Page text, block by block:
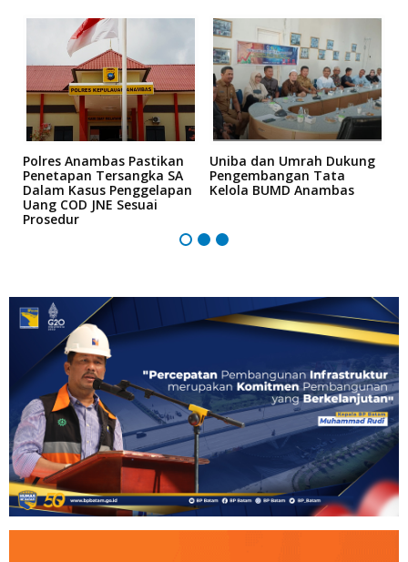
Polres Anambas Pastikan
Penetapan Tersangka SA
Dalam Kasus Penggelapan
Uang COD JNE Sesuai
Prosedur
Uniba dan Umrah Dukung
Pengembangan Tata
Kelola BUMD Anambas